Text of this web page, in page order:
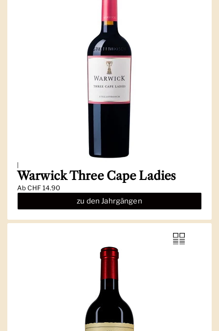
|
Warwick Three Cape Ladies
AbCHF 14.90
zu den Jahrgängen